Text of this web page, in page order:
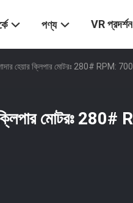
পণ্য VR প্রদর্শন
হেয়ার ক্লিপার মোটরঃ 280# RPM:
মোটরঃ